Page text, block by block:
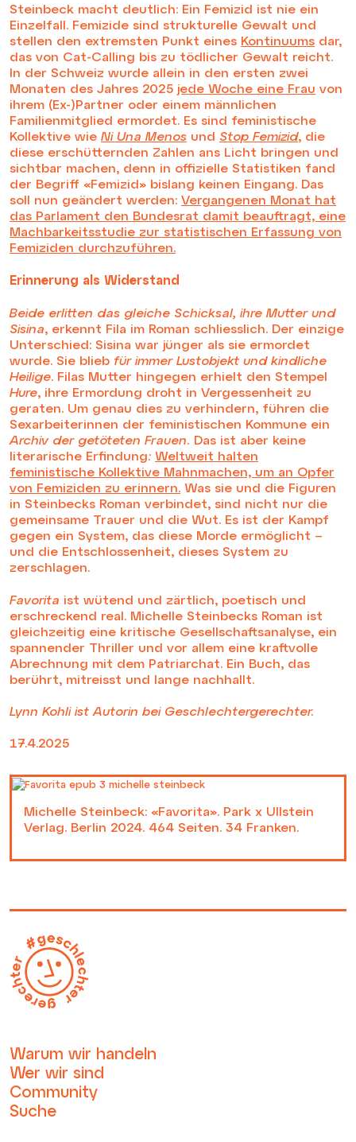
Steinbeck macht deutlich: Ein Femizid ist nie ein
Einzelfall. Femizide sind strukturelle Gewalt und
stellen den extremsten Punkt eines Kontinuums dar,
das von Cat-Calling bis zu tödlicher Gewalt reicht.
In der Schweiz wurde allein in den ersten zwei
Monaten des Jahres 2025 jede Woche eine Frau von
ihrem (Ex-)Partner oder einem männlichen
Familienmitglied ermordet. Es sind feministische
Kollektive wie Ni Una Menos und Stop Femizid, die
diese erschütternden Zahlen ans Licht bringen und
sichtbar machen, denn in offizielle Statistiken fand
der Begriff «Femizid» bislang keinen Eingang. Das
soll nun geändert werden: Vergangenen Monat hat
das Parlament den Bundesrat damit beauftragt, eine
Machbarkeitsstudie zur statistischen Erfassung von
Femiziden durchzuführen.
Erinnerung als Widerstand
Beide erlitten das gleiche Schicksal, ihre Mutter und
Sisina , erkennt Fila im Roman schliesslich. Der einzige
Unterschied: Sisina war jünger als sie ermordet
wurde. Sie blieb für immer Lustobjekt und kindliche
Heilige . Filas Mutter hingegen erhielt den Stempel
Hure , ihre Ermordung droht in Vergessenheit zu
geraten. Um genau dies zu verhindern, führen die
Sexarbeiterinnen der feministischen Kommune ein
Archiv der getöteten Frauen. Das ist aber keine
literarische Erfindung: Weltweit halten
feministische Kollektive Mahnmachen, um an Opfer
von Femiziden zu erinnern. Was sie und die Figuren
in Steinbecks Roman verbindet, sind nicht nur die
gemeinsame Trauer und die Wut. Es ist der Kampf
gegen ein System, das diese Morde ermöglicht –
und die Entschlossenheit, dieses System zu
zerschlagen.
Favorita ist wütend und zärtlich, poetisch und
erschreckend real. Michelle Steinbecks Roman ist
gleichzeitig eine kritische Gesellschaftsanalyse, ein
spannender Thriller und vor allem eine kraftvolle
Abrechnung mit dem Patriarchat. Ein Buch, das
berührt, mitreisst und lange nachhallt.
Lynn Kohli ist Autorin bei Geschlechtergerechter.
17.4.2025
Michelle Steinbeck: «Favorita». Park x Ullstein
Verlag. Berlin 2024. 464 Seiten. 34 Franken.
Warum wir handeln
Wer wir sind
Community
Suche